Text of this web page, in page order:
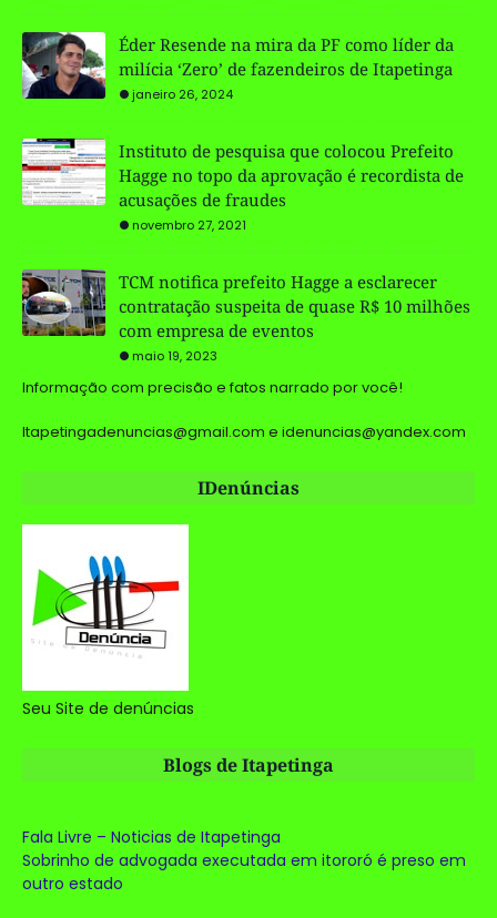
Éder Resende na mira da PF como líder da
milícia ‘Zero’ de fazendeiros de Itapetinga
janeiro 26, 2024
Instituto de pesquisa que colocou Prefeito
Hagge no topo da aprovação é recordista de
acusações de fraudes
novembro 27, 2021
TCM notifica prefeito Hagge a esclarecer
contratação suspeita de quase R$ 10 milhões
com empresa de eventos
maio 19, 2023
Informação com precisão e fatos narrado por você!
Itapetingadenuncias@gmail.com e idenuncias@yandex.com
IDenúncias
Seu Site de denúncias
Blogs de Itapetinga
Fala Livre – Noticias de Itapetinga
Sobrinho de advogada executada em itororó é preso em
outro estado